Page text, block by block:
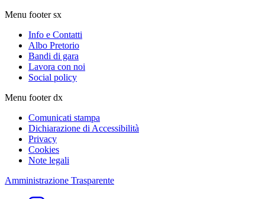
Menu footer sx
Info e Contatti
Albo Pretorio
Bandi di gara
Lavora con noi
Social policy
Menu footer dx
Comunicati stampa
Dichiarazione di Accessibilità
Privacy
Cookies
Note legali
Amministrazione Trasparente